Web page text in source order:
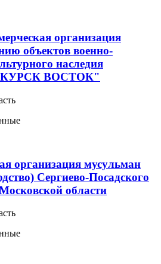
организация
объектов военно-
наследия
ВОСТОК"
организация мусульман
Сергиево-Посадского
области